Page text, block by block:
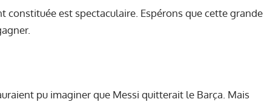
constituée est spectaculaire. Espérons que cette grande
pu imaginer que Messi quitterait le Barça. Mais